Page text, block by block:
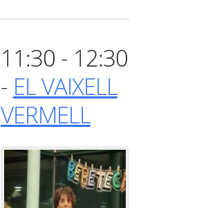
11:30 - 12:30
- EL VAIXELL
VERMELL